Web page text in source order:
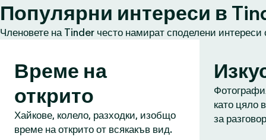
Популярни интереси в
Членовете на Tinder често намират споделени
Време на
открито
Хайкове, колело, разходки, изобщо
време на открито от всякакъв вид.
като цяло
за